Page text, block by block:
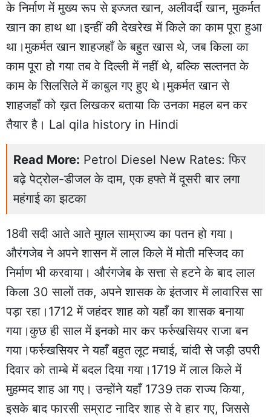
के निर्माण में मुख्य रूप से इज्जत खान, अलीवर्दी खान, मुकर्मत
खान का हाथ था।इन्हीं की देखरेख में किले का काम पूरा हुआ
था।मुकर्मत खान शाहजहाँ के बहुत खास थे, जब किला का
काम पूरा हो गया तब वे दिल्ली में नहीं थे, बल्कि सल्तनत के
काम के सिलसिले में काबुल गए हुए थे।मुकर्मत खान से
शाहजहाँ को ख़त लिखकर बताया कि उनका महल बन कर
तैयार है। Lal qila history in Hindi
Read More: Petrol Diesel New Rates: फिर
बढ़े पेट्रोल-डीजल के दाम, एक हफ्ते में दूसरी बार लगा
महंगाई का झटका
18वी सदी आते आते मुग़ल साम्राज्य का पतन हो गया।
औरंगजेब ने अपने शासन में लाल किले में मोती मस्जिद का
निर्माण भी करवाया। औरंगजेब के सत्ता से हटने के बाद लाल
किला 30 सालों तक, अपने शासक के इंतजार में लावारिस सा
पड़ा रहा।1712 में जहंदर शाह को यहाँ का शासक बनाया
गया।कुछ ही साल में इनको मार कर फर्रुखसियर राजा बन
गया।फर्रुखसियर ने यहाँ बहुत लूट मचाई, चांदी से जड़ी उपरी
दिवार को ताम्बे में बदल दिया गया।1719 में लाल किले में
मुहम्मद शाह आ गए। उन्होंने यहाँ 1739 तक राज्य किया,
इसके बाद फारसी सम्राट नादिर शाह से वे हार गए, जिससे